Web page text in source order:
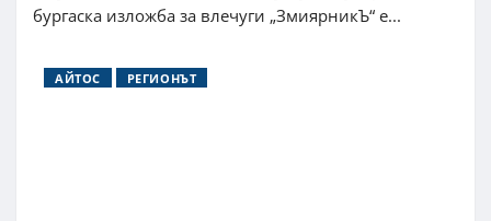
бургаска изложба за влечуги „ЗмиярникЪ“ е...
АЙТОС РЕГИОНЪТ